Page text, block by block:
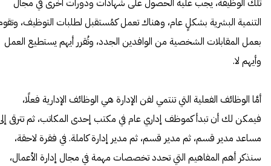
تلك الوظيفة، يجب عليه الحصول على شهادات ودورات أُخرى في مجال
التنمية البشرية بشكلٍ عام، وهناك تعمل كمُستقبل لطلبات التوظيف،
بعمل المقابلات الشخصية من الوافدين الجدد، وتُقرر أيهم يستطيع العمل
وأيهم لا.
أمَّا الوظائف الفعلية التي تنتمي لفن الإدارة هي الوظائف الإدارية فعلًا،
فيمكن لك أن تبدأ كموظف إداري عام في مكتب إحدى المكاتب، ثم تترقى
مساعد مدير قسم، ثم مدير قسم، ثم مدير إدارة كاملة. في فقرة لاحقة،
سنذكر أهم المفاهيم التي تحدد تخصصات مهمة في مجال إدارة الأعمال،